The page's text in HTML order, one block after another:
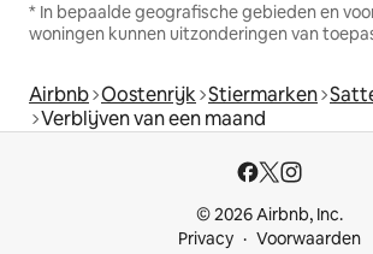
* In bepaalde geografische gebieden en
woningen kunnen uitzonderingen van
Airbnb Oostenrijk Stiermarken
Verblijven van een maand
© 2026 Airbnb, Inc.
Privacy
Voorwaarden